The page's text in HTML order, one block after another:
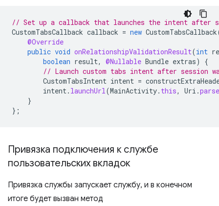
// Set up a callback that launches the intent after
CustomTabsCallback callback = new CustomTabsCallback
@Override
public void onRelationshipValidationResult(int
boolean result, @Nullable Bundle extras)
{
// Launch custom tabs intent after session
CustomTabsIntent intent =
intent. launchUrl(MainActivity. this, Uri .parse
}
};
Привязка подключения к службе
пользовательских вкладок
Привязка службы запускает службу, и в конечном
итоге будет вызван метод